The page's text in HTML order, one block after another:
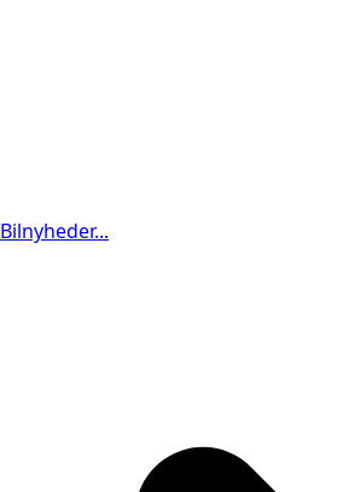
Bilnyheder...